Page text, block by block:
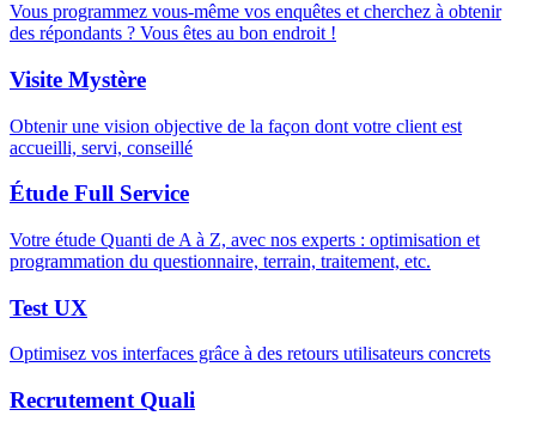
Vous programmez vous-même vos enquêtes et cherchez à obtenir
des répondants ? Vous êtes au bon endroit !
Visite Mystère
Obtenir une vision objective de la façon dont votre client est
accueilli, servi, conseillé
Étude Full Service
Votre étude Quanti de A à Z, avec nos experts : optimisation et
programmation du questionnaire, terrain, traitement, etc.
Test UX
Optimisez vos interfaces grâce à des retours utilisateurs concrets
Recrutement Quali